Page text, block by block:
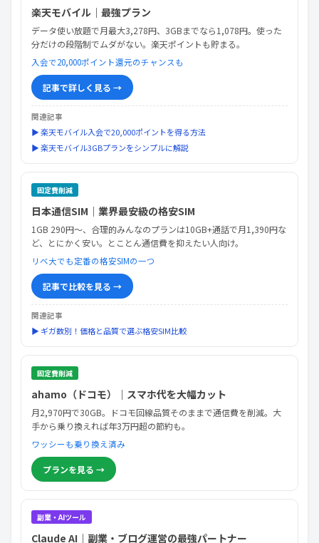
楽天モバイル｜最強プラン
データ使い放題で月最大3,278円、3GBまでなら1,078円。使った
分だけの段階制でムダがない。楽天ポイントも貯まる。
入会で20,000ポイント還元のチャンスも
記事で詳しく見る →
関連記事
▶ 楽天モバイル入会で20,000ポイントを得る方法
▶ 楽天モバイル3GBプランをシンプルに解説
固定費削減
日本通信SIM｜業界最安級の格安SIM
1GB 290円〜、合理的みんなのプランは10GB+通話で月1,390円な
ど、とにかく安い。とことん通信費を抑えたい人向け。
リベ大でも定番の格安SIMの一つ
記事で比較を見る →
関連記事
▶ ギガ数別！価格と品質で選ぶ格安SIM比較
固定費削減
ahamo（ドコモ）｜スマホ代を大幅カット
月2,970円で30GB。ドコモ回線品質そのままで通信費を削減。大
手から乗り換えれば年3万円超の節約も。
ワッシーも乗り換え済み
プランを見る →
副業・AIツール
Claude AI｜副業・ブログ運営の最強パートナー